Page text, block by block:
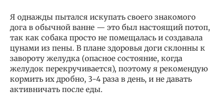
Я однажды пытался искупать своего знакомого
дога в обычной ванне — это был настоящий потоп,
так как собака просто не помещалась и создавала
цунами из пены. В плане здоровья доги склонны к
завороту желудка (опасное состояние, когда
желудок перекручивается), поэтому я рекомендую
кормить их дробно, 3-4 раза в день, и не давать
активничать после еды.